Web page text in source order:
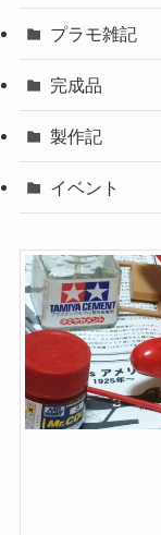
プラモ雑記
完成品
製作記
イベント